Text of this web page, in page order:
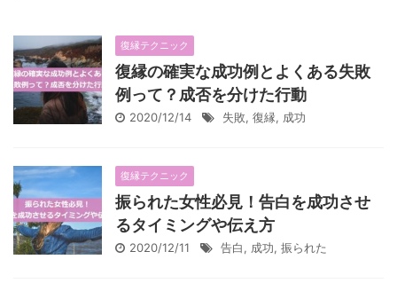
復縁テクニック
復縁の確実な成功例とよくある失敗
例って？成否を分けた行動
2020/12/14 失敗, 復縁, 成功
復縁テクニック
振られた女性必見！告白を成功させ
るタイミングや伝え方
2020/12/11 告白, 成功, 振られた